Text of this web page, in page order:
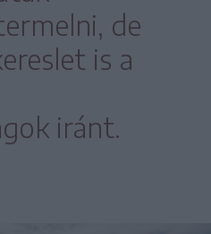
de
is a
iránt.